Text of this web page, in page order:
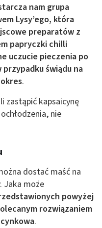
nam grupa
Lysy’ego, która
preparatów z
papryczki chilli
uczucie pieczenia po
świądu na
.
zastąpić kapsaicynę
nie
dostać maść na
Jaka może
powyżej
rozwiązaniem
.